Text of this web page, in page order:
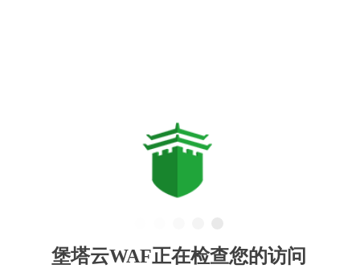
堡塔云WAF正在检查您的访问